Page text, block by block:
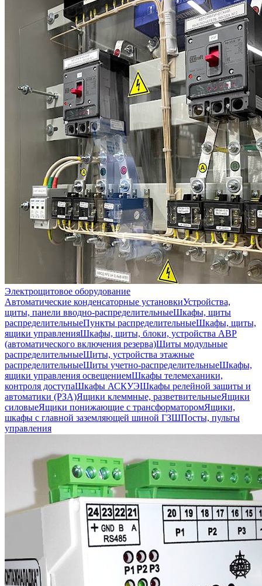
Электрощитовое оборудование
Автоматические конденсаторные установкиУстройства,
щиты, панели вводно-распределительныеШкафы, щиты
распределительныеПункты распределительныеШкафы, щиты,
ящики управленияШкафы, щиты, блоки, устройства АВР
(автоматического включения резерва)Щиты модульные
распределительныеЩиты, устройства этажные
распределительныеЩиты учетно-распределительныеШкафы,
ящики управления освещениемШкафы телемеханики,
контроля доступаШкафы АСКУЭШкафы релейной защиты и
автоматики (РЗА)Ящики клеммные, разветвительныеЯщики
силовыеЯщики понижающие с трансформаторомЯщики,
шкафы с главной заземляющей шиной ГЗШПосты, пульты
управления